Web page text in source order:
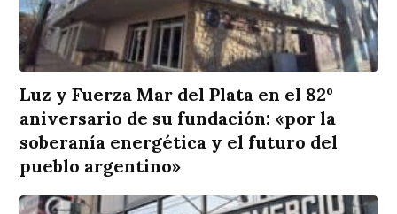
Luz y Fuerza Mar del Plata en el 82º
aniversario de su fundación: «por la
soberanía energética y el futuro del
pueblo argentino»